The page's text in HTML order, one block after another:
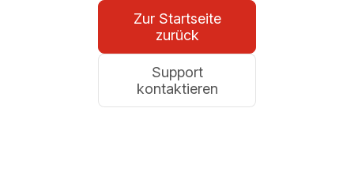
Zur Startseite
zurück
Support
kontaktieren